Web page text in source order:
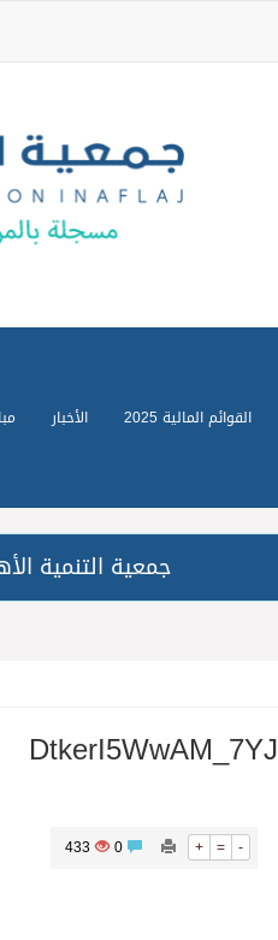
القوائم المالية 2025 الأخبار
جمعية التنمية
DtkerI5WwAM_7YJ
+ = -
0
433